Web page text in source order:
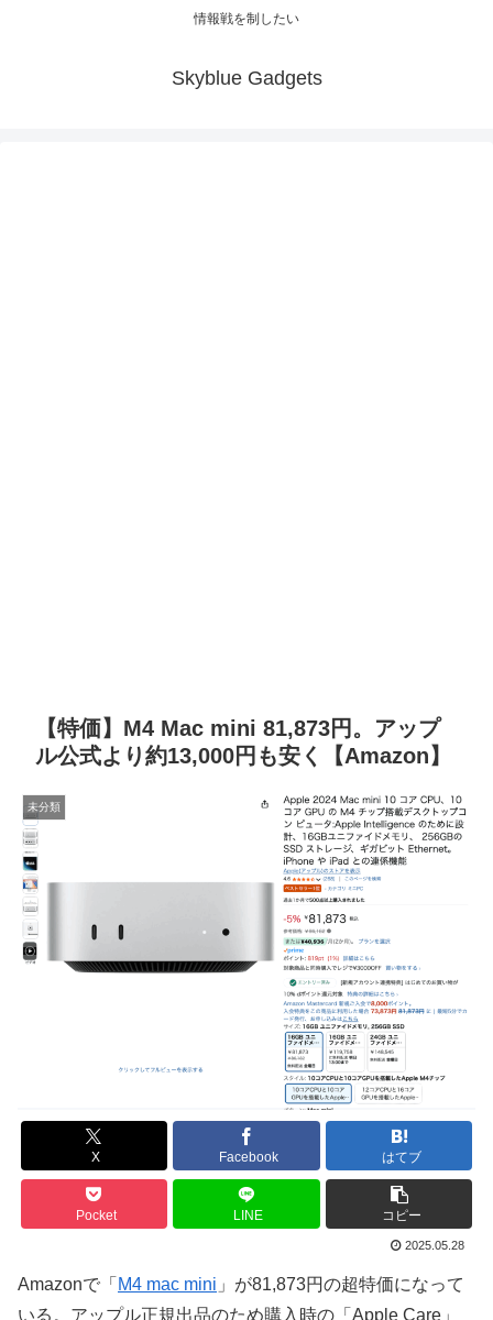
情報戦を制したい
Skyblue Gadgets
【特価】M4 Mac mini 81,873円。アップ
ル公式より約13,000円も安く【Amazon】
未分類
X Facebook はてブ
Pocket LINE コピー
2025.05.28
Amazonで「 M4 mac mini 」が81,873円の超特価になって
いる。アップル正規出品のため購入時の「Apple Care」